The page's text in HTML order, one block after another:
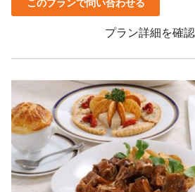
このプランで問い合わせる
プラン詳細を確認